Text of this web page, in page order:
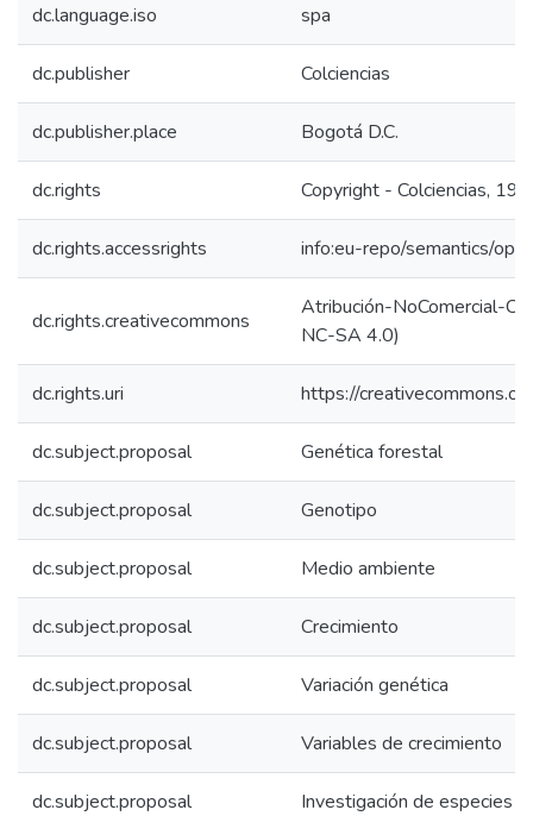
dc.language.iso spa
dc.publisher Colciencias
dc.publisher.place Bogotá D.C.
dc.rights Copyright - Colciencias,
dc.rights.accessrights info:eu-repo/semantics/
dc.rights.creativecommons
Atribución-NoComercial-
NC-SA 4.0)
dc.rights.uri https://
dc.subject.proposal Genética forestal
dc.subject.proposal Genotipo
dc.subject.proposal Medio ambiente
dc.subject.proposal Crecimiento
dc.subject.proposal Variación genética
dc.subject.proposal Variables de crecimiento
dc.subject.proposal Investigación de especies